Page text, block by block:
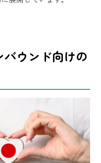
バウンド向けの